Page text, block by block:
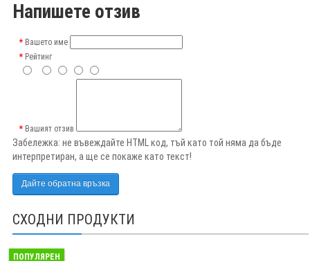
Напишете отзив
Вашето име
Рейтинг
Вашият отзив
Забележка: не въвеждайте HTML код, тъй като той няма да бъде
интерпретиран, а ще се покаже като текст!
Дайте обратна връзка
СХОДНИ ПРОДУКТИ
ПОПУЛЯРЕН